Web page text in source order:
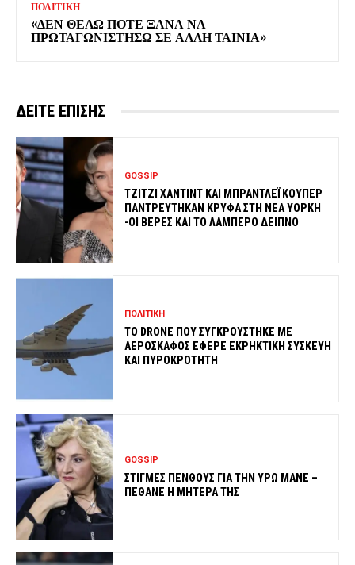
ΠΟΛΙΤΙΚΗ
«ΔΕΝ ΘΕΛΩ ΠΟΤΕ ΞΑΝΑ ΝΑ
ΠΡΩΤΑΓΩΝΙΣΤΗΣΩ ΣΕ ΑΛΛΗ ΤΑΙΝΙΑ»
ΔΕΙΤΕ ΕΠΙΣΗΣ
GOSSIP
ΤΖΙΤΖΙ ΧΑΝΤΙΝΤ ΚΑΙ ΜΠΡΑΝΤΛΕΪ ΚΟΥΠΕΡ
ΠΑΝΤΡΕΥΤΗΚΑΝ ΚΡΥΦΑ ΣΤΗ ΝΕΑ ΥΟΡΚΗ
-ΟΙ ΒΕΡΕΣ ΚΑΙ ΤΟ ΛΑΜΠΕΡΟ ΔΕΙΠΝΟ
ΠΟΛΙΤΙΚΗ
ΤΟ DRONE ΠΟΥ ΣΥΓΚΡΟΥΣΤΗΚΕ ΜΕ
ΑΕΡΟΣΚΑΦΟΣ ΕΦΕΡΕ ΕΚΡΗΚΤΙΚΗ ΣΥΣΚΕΥΗ
ΚΑΙ ΠΥΡΟΚΡΟΤΗΤΗ
GOSSIP
ΣΤΙΓΜΕΣ ΠΕΝΘΟΥΣ ΓΙΑ ΤΗΝ ΥΡΩ ΜΑΝΕ –
ΠΕΘΑΝΕ Η ΜΗΤΕΡΑ ΤΗΣ